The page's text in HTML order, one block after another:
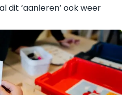
dit ‘aanleren’ ook weer